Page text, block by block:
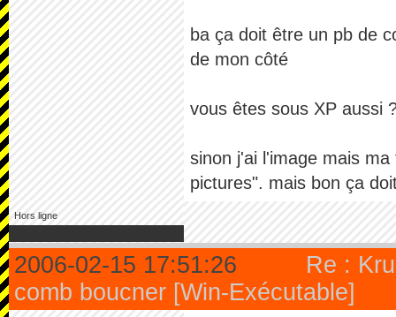
ba ça doit être un pb de
de mon côté
vous êtes sous XP aussi
sinon j'ai l'image mais
pictures". mais bon ça
Hors ligne
2006-02-15 17:51:26
Re :
comb boucner [Win-Exécutable]